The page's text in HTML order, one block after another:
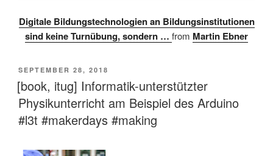
Digitale Bildungstechnologien an Bildungsinstitutionen
sind keine Turnübung, sondern … from Martin Ebner
VERÖFFENTLICHT
AM
SEPTEMBER 28, 2018
[book, itug] Informatik-unterstützter
Physikunterricht am Beispiel des Arduino
#l3t #makerdays #making